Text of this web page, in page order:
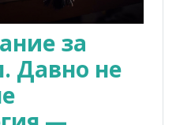
за
Давно не